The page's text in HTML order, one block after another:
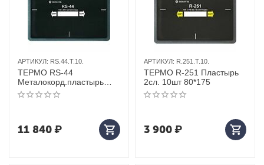
АРТИКУЛ: RS.44.T.10.
ТЕРМО RS-44
Металокорд.пластырь
10шт 130*340
11 840₽
АРТИКУЛ: R.251.T.10.
ТЕРМО R-251 Пластырь
2сл. 10шт 80*175
3 900₽